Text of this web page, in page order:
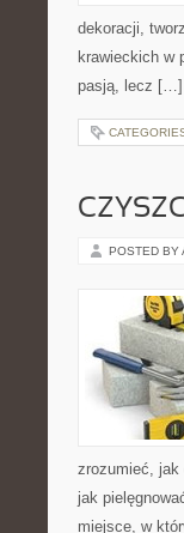
dekoracji,
krawieckich w
pasją, lecz […]
POSTED BY
zrozumieć, jak
jak
miejsce, w